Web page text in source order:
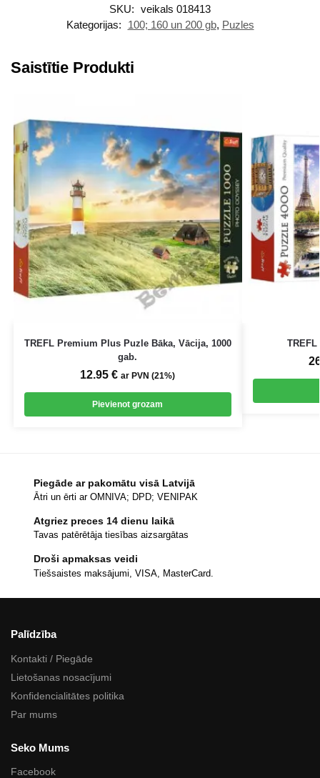
SKU: veikals 018413
Kategorijas:
100; 160 un 200 gb, Puzles
Saistītie Produkti
TREFL Premium Plus Puzle Bāka, Vācija, 1000
gab.
12.95€ ar PVN (21%)
Pievienot grozam
Piegāde ar pakomātu visā Latvijā
Ātri un ērti ar OMNIVA; DPD; VENIPAK
Atgriez preces 14 dienu laikā
Tavas patērētāja tiesības aizsargātas
Droši apmaksas veidi
Tiešsaistes maksājumi, VISA, MasterCard.
Palīdzība
Kontakti / Piegāde
Lietošanas nosacījumi
Konfidencialitātes politika
Par mums
Seko Mums
Facebook